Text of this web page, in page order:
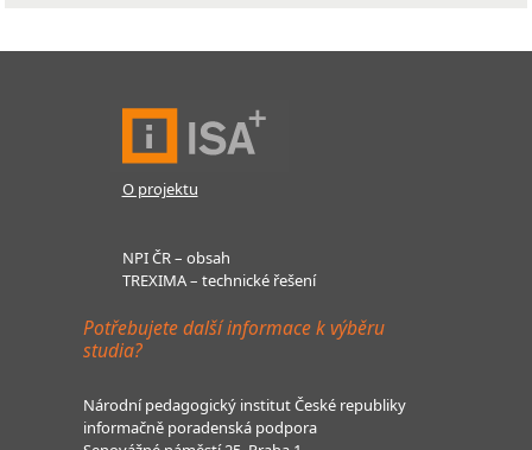
O projektu
NPI ČR – obsah
TREXIMA – technické řešení
Potřebujete další informace k výběru
studia?
Národní pedagogický institut České republiky
informačně poradenská podpora